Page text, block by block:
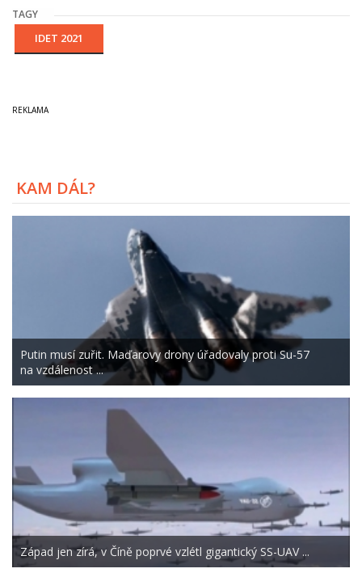
TAGY
IDET 2021
KAM DÁL?
Putin musí zuřit. Maďarovy drony úřadovaly proti Su-57
na vzdálenost ...
Západ jen zírá, v Číně poprvé vzlétl gigantický SS-UAV ...